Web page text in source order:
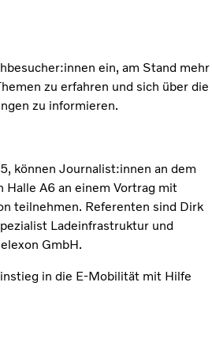
ein, am Stand mehr
zu erfahren und sich über die
zu informieren.
können Journalist:innen an dem
Halle A6 an einem Vortrag mit
teilnehmen. Referenten sind Dirk
Ladeinfrastruktur und
GmbH.
in die E-Mobilität mit Hilfe